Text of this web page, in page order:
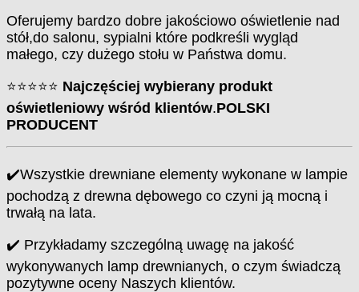
Oferujemy bardzo dobre jakościowo oświetlenie nad
stół,do salonu, sypialni które podkreśli wygląd
małego, czy dużego stołu w Państwa domu.
⭐⭐⭐⭐⭐ Najczęściej wybierany produkt
oświetleniowy wśród klientów.POLSKI
PRODUCENT
✔️Wszystkie drewniane elementy wykonane w lampie
pochodzą z drewna dębowego co czyni ją mocną i
trwałą na lata.
✔️ Przykładamy szczególną uwagę na jakość
wykonywanych lamp drewnianych, o czym świadczą
pozytywne oceny Naszych klientów.